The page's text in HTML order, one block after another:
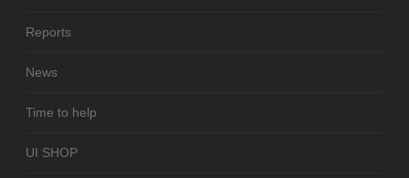
Reports
News
Time to help
UI SHOP